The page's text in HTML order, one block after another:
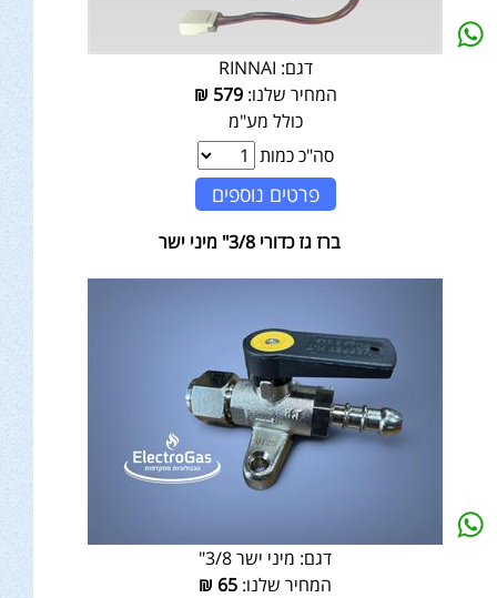
דגם: RINNAI
המחיר שלנו:579
₪
כולל מע"מ
סה"כ כמות
פרטים נוספים
ברז גז כדורי 3/8" מיני ישר
דגם: מיני ישר 3/8"
המחיר שלנו: 65
₪